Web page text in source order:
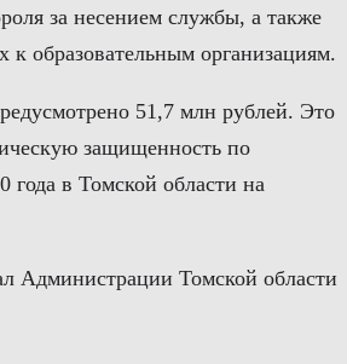
за несением службы, а также
образовательным организациям.
51,7 млн рублей. Это
защищенность по
года в Томской области на
Администрации Томской области